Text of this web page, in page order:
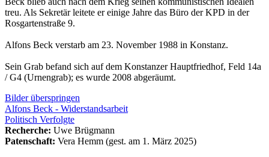
treu. Als Sekretär leitete er einige Jahre das Büro der KPD in der
Rosgarten­straße 9.
Alfons Beck verstarb am 23. November 1988 in Konstanz.
Sein Grab befand sich auf dem Konstanzer Haupt­friedhof, Feld 14a
/ G4 (Urnengrab); es wurde 2008 abgeräumt.
Bilder überspringen
Alfons Beck - Widerstandsarbeit
Politisch Verfolgte
Recherche: Uwe Brügmann
Patenschaft: Vera Hemm (gest. am 1. März 2025)